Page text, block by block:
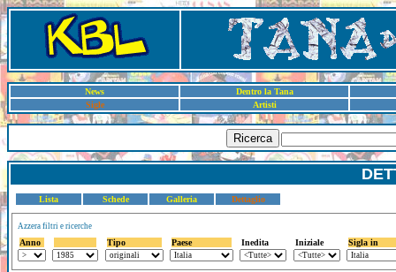
News
Dentro la Tana
Sigle
Artisti
Ricerca
Lista Schede Galleria Dettaglio
Azzera filtri e ricerche
Anno Tipo Paese Inedita Iniziale Sigla in